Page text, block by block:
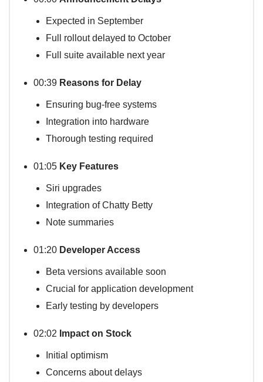
Expected in September
Full rollout delayed to October
Full suite available next year
00:39 Reasons for Delay
Ensuring bug-free systems
Integration into hardware
Thorough testing required
01:05 Key Features
Siri upgrades
Integration of Chatty Betty
Note summaries
01:20 Developer Access
Beta versions available soon
Crucial for application development
Early testing by developers
02:02 Impact on Stock
Initial optimism
Concerns about delays